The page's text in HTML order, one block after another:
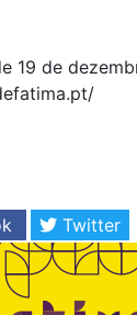
19 de
Twitter